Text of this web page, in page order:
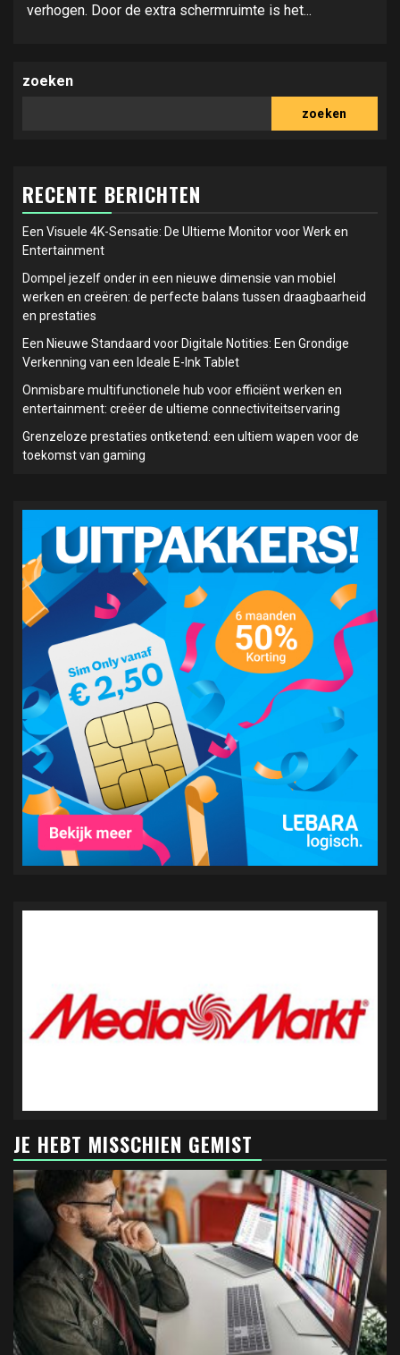
verhogen. Door de extra schermruimte is het...
zoeken
zoeken
RECENTE BERICHTEN
Een Visuele 4K-Sensatie: De Ultieme Monitor voor Werk en
Entertainment
Dompel jezelf onder in een nieuwe dimensie van mobiel
werken en creëren: de perfecte balans tussen draagbaarheid
en prestaties
Een Nieuwe Standaard voor Digitale Notities: Een Grondige
Verkenning van een Ideale E-Ink Tablet
Onmisbare multifunctionele hub voor efficiënt werken en
entertainment: creëer de ultieme connectiviteitservaring
Grenzeloze prestaties ontketend: een ultiem wapen voor de
toekomst van gaming
JE HEBT MISSCHIEN GEMIST